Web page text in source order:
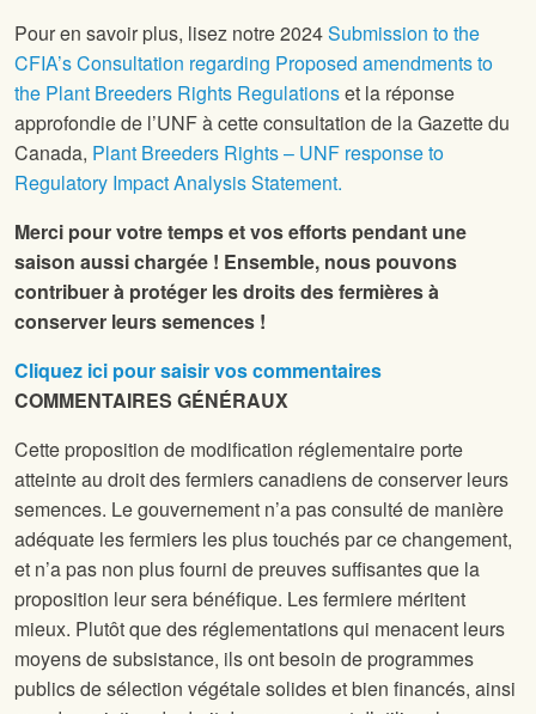
Pour en savoir plus, lisez notre 2024Submission to the
CFIA’s Consultation regarding Proposed amendments to
the Plant Breeders Rights Regulationset la réponse
approfondie de l’UNF à cette consultation de la Gazette du
Canada, Plant Breeders Rights – UNF response to
Regulatory Impact Analysis Statement.
Merci pour votre temps et vos efforts pendant une
saison aussi chargée ! Ensemble, nous pouvons
contribuer à protéger les droits des fermières à
conserver leurs semences !
Cliquez ici pour saisir vos commentaires
COMMENTAIRES GÉNÉRAUX
Cette proposition de modification réglementaire porte
atteinte au droit des fermiers canadiens de conserver leurs
semences. Le gouvernement n’a pas consulté de manière
adéquate les fermiers les plus touchés par ce changement,
et n’a pas non plus fourni de preuves suffisantes que la
proposition leur sera bénéfique. Les fermiere méritent
mieux. Plutôt que des réglementations qui menacent leurs
moyens de subsistance, ils ont besoin de programmes
publics de sélection végétale solides et bien financés, ainsi